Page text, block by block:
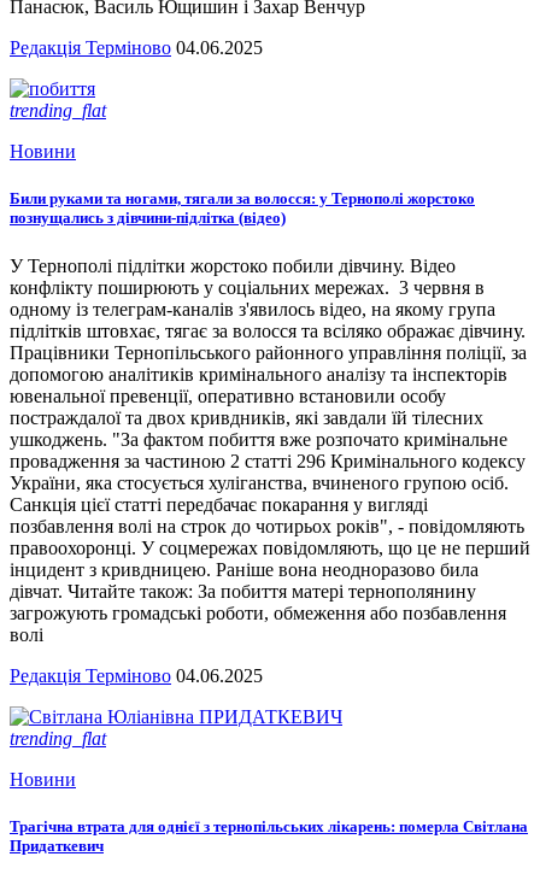
Панасюк, Василь Ющишин і Захар Венчур
Редакція Терміново 04.06.2025
trending_flat
Новини
Били руками та ногами, тягали за волосся: у Тернополі жорстоко
познущались з дівчини-підлітка (відео)
У Тернополі підлітки жорстоко побили дівчину. Відео
конфлікту поширюють у соціальних мережах. 3 червня в
одному із телеграм-каналів з'явилось відео, на якому група
підлітків штовхає, тягає за волосся та всіляко ображає дівчину.
Працівники Тернопільського районного управління поліції, за
допомогою аналітиків кримінального аналізу та інспекторів
ювенальної превенції, оперативно встановили особу
постраждалої та двох кривдників, які завдали їй тілесних
ушкоджень. "За фактом побиття вже розпочато кримінальне
провадження за частиною 2 статті 296 Кримінального кодексу
України, яка стосується хуліганства, вчиненого групою осіб.
Санкція цієї статті передбачає покарання у вигляді
позбавлення волі на строк до чотирьох років", - повідомляють
правоохоронці. У соцмережах повідомляють, що це не перший
інцидент з кривдницею. Раніше вона неодноразово била
дівчат. Читайте також: За побиття матері тернополянину
загрожують громадські роботи, обмеження або позбавлення
волі
Редакція Терміново 04.06.2025
trending_flat
Новини
Трагічна втрата для однієї з тернопільських лікарень: померла Світлана
Придаткевич